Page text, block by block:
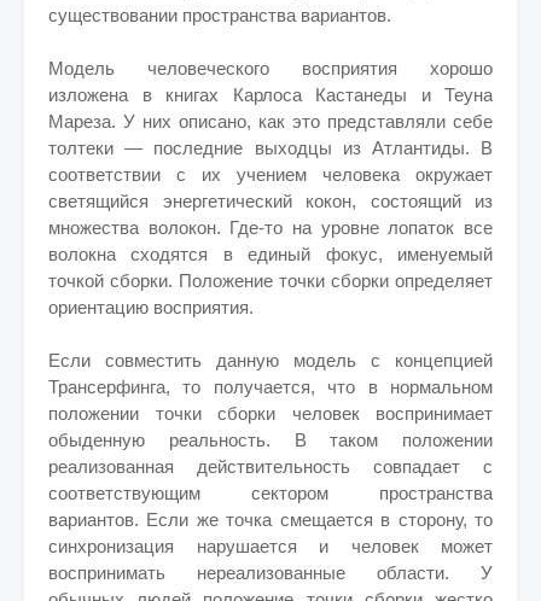
существовании пространства вариантов.
Модель человеческого восприятия хорошо
изложена в книгах Карлоса Кастанеды и Теуна
Мареза. У них описано, как это представляли себе
толтеки — последние выходцы из Атлантиды. В
соответствии с их учением человека окружает
светящийся энергетический кокон, состоящий из
множества волокон. Где-то на уровне лопаток все
волокна сходятся в единый фокус, именуемый
точкой сборки. Положение точки сборки определяет
ориентацию восприятия.
Если совместить данную модель с концепцией
Трансерфинга, то получается, что в нормальном
положении точки сборки человек воспринимает
обыденную реальность. В таком положении
реализованная действительность совпадает с
соответствующим сектором пространства
вариантов. Если же точка смещается в сторону, то
синхронизация нарушается и человек может
воспринимать нереализованные области. У